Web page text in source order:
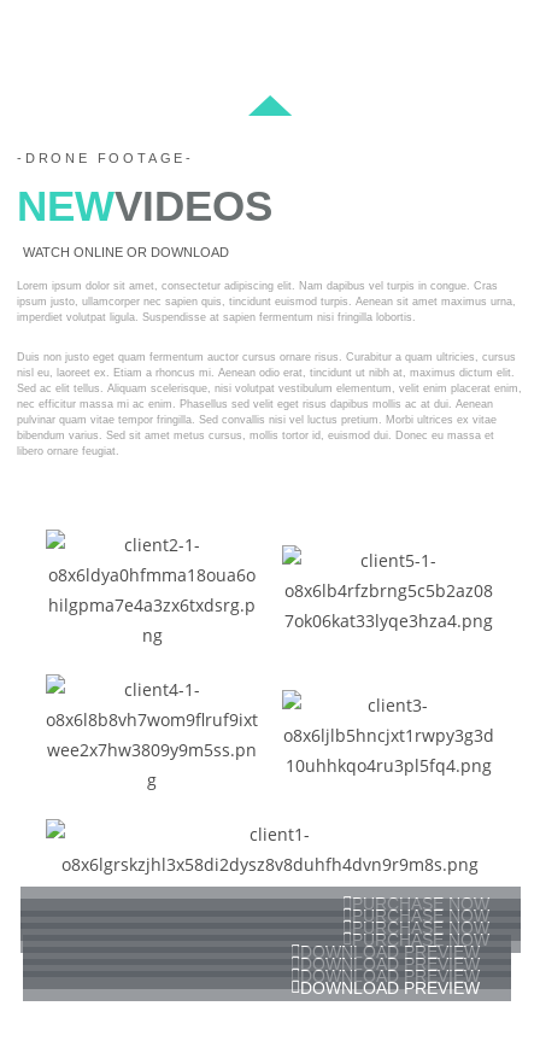
PURCHASE NOW
PURCHASE NOW
PURCHASE NOW
PURCHASE NOW
DOWNLOAD PREVIEW
DOWNLOAD PREVIEW
DOWNLOAD PREVIEW
DOWNLOAD PREVIEW
-DRONE FOOTAGE-
NEWVIDEOS
WATCH ONLINE OR DOWNLOAD
Lorem ipsum dolor sit amet, consectetur adipiscing elit. Nam dapibus vel turpis in congue. Cras
ipsum justo, ullamcorper nec sapien quis, tincidunt euismod turpis. Aenean sit amet maximus urna,
imperdiet volutpat ligula. Suspendisse at sapien fermentum nisi fringilla lobortis.
Duis non justo eget quam fermentum auctor cursus ornare risus. Curabitur a quam ultricies, cursus
nisl eu, laoreet ex. Etiam a rhoncus mi. Aenean odio erat, tincidunt ut nibh at, maximus dictum elit.
Sed ac elit tellus. Aliquam scelerisque, nisi volutpat vestibulum elementum, velit enim placerat enim,
nec efficitur massa mi ac enim. Phasellus sed velit eget risus dapibus mollis ac at dui. Aenean
pulvinar quam vitae tempor fringilla. Sed convallis nisi vel luctus pretium. Morbi ultrices ex vitae
bibendum varius. Sed sit amet metus cursus, mollis tortor id, euismod dui. Donec eu massa et
libero ornare feugiat.